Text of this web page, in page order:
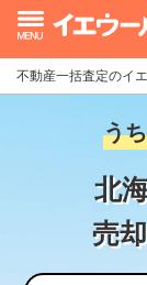
不動産一括査定のイ
う
北
売
イエウール加盟
初めての方へ
不動産売却の流
不動産の売却・